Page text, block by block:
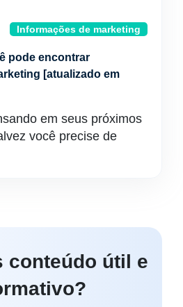
Informações de marketing
pode encontrar
[atualizado em
em seus próximos
você precise de
conteúdo útil e